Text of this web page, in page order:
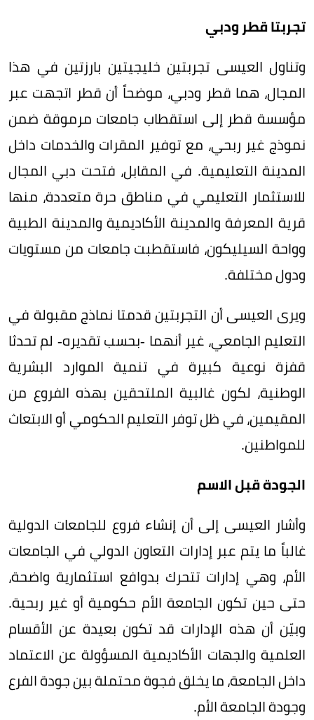
تجربتا قطر ودبي
وتناول العيسى تجربتين خليجيتين بارزتين في هذا
المجال، هما قطر ودبي، موضحاً أن قطر اتجهت عبر
مؤسسة قطر إلى استقطاب جامعات مرموقة ضمن
نموذج غير ربحي، مع توفير المقرات والخدمات داخل
المدينة التعليمية. في المقابل، فتحت دبي المجال
للاستثمار التعليمي في مناطق حرة متعددة، منها
قرية المعرفة والمدينة الأكاديمية والمدينة الطبية
وواحة السيليكون، فاستقطبت جامعات من مستويات
ودول مختلفة.
ويرى العيسى أن التجربتين قدمتا نماذج مقبولة في
التعليم الجامعي، غير أنهما -بحسب تقديره- لم تحدثا
قفزة نوعية كبيرة في تنمية الموارد البشرية
الوطنية، لكون غالبية الملتحقين بهذه الفروع من
المقيمين، في ظل توفر التعليم الحكومي أو الابتعاث
للمواطنين.
الجودة قبل الاسم
وأشار العيسى إلى أن إنشاء فروع للجامعات الدولية
غالباً ما يتم عبر إدارات التعاون الدولي في الجامعات
الأم، وهي إدارات تتحرك بدوافع استثمارية واضحة،
حتى حين تكون الجامعة الأم حكومية أو غير ربحية.
وبيّن أن هذه الإدارات قد تكون بعيدة عن الأقسام
العلمية والجهات الأكاديمية المسؤولة عن الاعتماد
داخل الجامعة، ما يخلق فجوة محتملة بين جودة الفرع
وجودة الجامعة الأم.